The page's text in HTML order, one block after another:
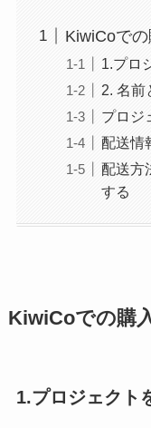
KiwiCoで
1.プロ
2. 名前
プロジ
配送情
配送方
する
KiwiCoでの購
1.プロジェクト